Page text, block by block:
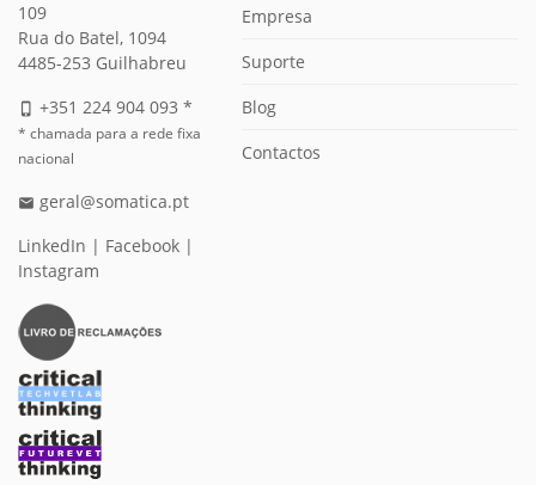
109
Rua do Batel, 1094
4485-253 Guilhabreu
phone_iphone +351 224 904 093 *
* chamada para a rede fixa
nacional
email geral@somatica.pt
LinkedIn | Facebook |
Instagram
Empresa
Suporte
Blog
Contactos